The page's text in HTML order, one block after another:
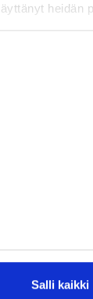
heidän
Salli kaikki